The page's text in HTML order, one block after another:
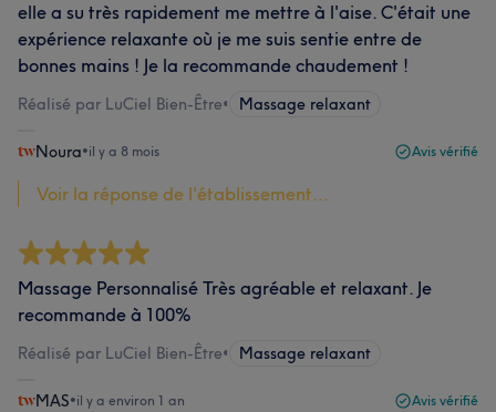
elle a su très rapidement me mettre à l'aise. C'était une
expérience relaxante où je me suis sentie entre de
bonnes mains ! Je la recommande chaudement !
Réalisé par LuCiel Bien-Être• Massage relaxant
Noura•il y a 8 mois Avis vérifié
Voir la réponse de l'établissement...
Massage Personnalisé Très agréable et relaxant. Je
recommande à 100%
Réalisé par LuCiel Bien-Être• Massage relaxant
MAS•il y a environ 1 an Avis vérifié